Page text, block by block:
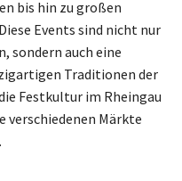
bis hin zu großen
Events sind nicht nur
sondern auch eine
Traditionen der
Festkultur im Rheingau
verschiedenen Märkte